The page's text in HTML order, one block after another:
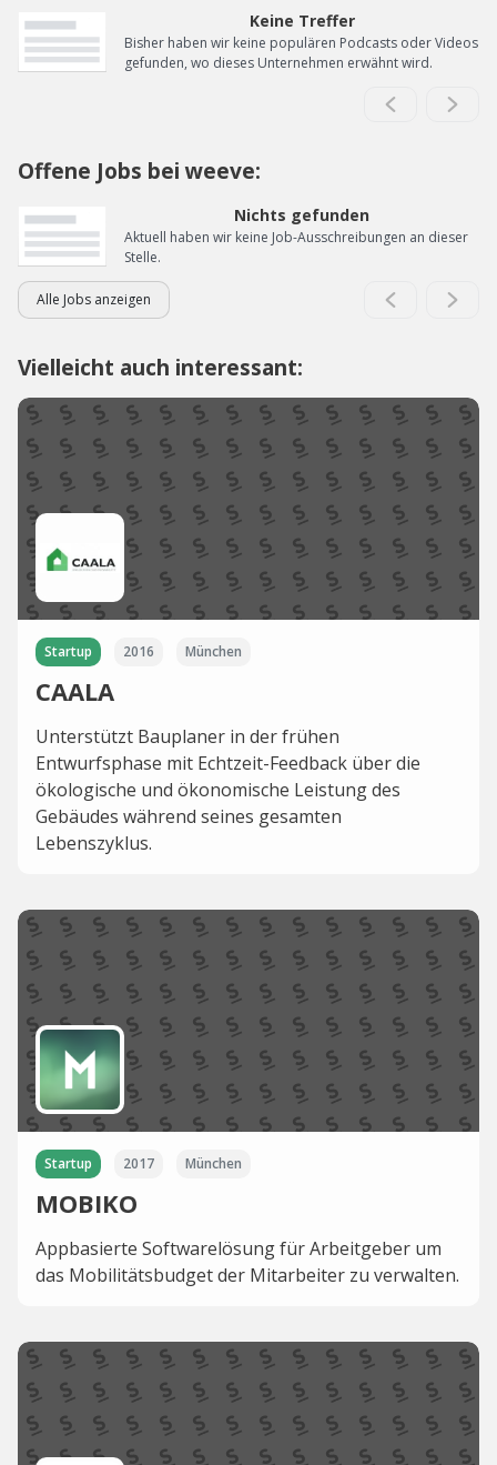
Keine Treffer
Bisher haben wir keine populären Podcasts oder Videos
gefunden, wo dieses Unternehmen erwähnt wird.
Offene Jobs bei weeve:
Nichts gefunden
Aktuell haben wir keine Job-Ausschreibungen an dieser
Stelle.
Alle Jobs anzeigen
Vielleicht auch interessant:
Startup 2016 München
CAALA
Unterstützt Bauplaner in der frühen
Entwurfsphase mit Echtzeit-Feedback über die
ökologische und ökonomische Leistung des
Gebäudes während seines gesamten
Lebenszyklus.
Startup 2017 München
MOBIKO
Appbasierte Softwarelösung für Arbeitgeber um
das Mobilitätsbudget der Mitarbeiter zu verwalten.